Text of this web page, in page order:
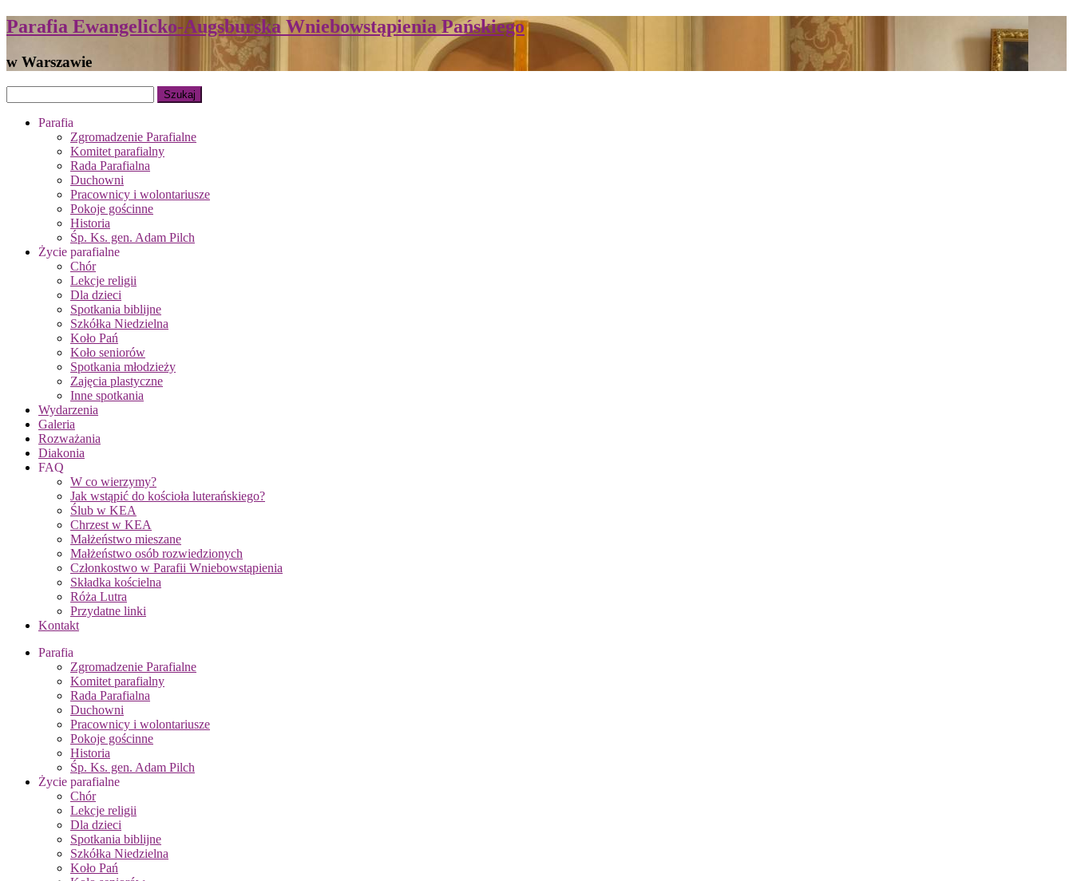
Parafia Ewangelicko-Augsburska Wniebowstąpienia Pańskiego
w Warszawie
Parafia
Zgromadzenie Parafialne
Komitet parafialny
Rada Parafialna
Duchowni
Pracownicy i wolontariusze
Pokoje gościnne
Historia
Śp. Ks. gen. Adam Pilch
Życie parafialne
Chór
Lekcje religii
Dla dzieci
Spotkania biblijne
Szkółka Niedzielna
Koło Pań
Koło seniorów
Spotkania młodzieży
Zajęcia plastyczne
Inne spotkania
Wydarzenia
Galeria
Rozważania
Diakonia
FAQ
W co wierzymy?
Jak wstąpić do kościoła luterańskiego?
Ślub w KEA
Chrzest w KEA
Małżeństwo mieszane
Małżeństwo osób rozwiedzionych
Członkostwo w Parafii Wniebowstąpienia
Składka kościelna
Róża Lutra
Przydatne linki
Kontakt
Parafia
Zgromadzenie Parafialne
Komitet parafialny
Rada Parafialna
Duchowni
Pracownicy i wolontariusze
Pokoje gościnne
Historia
Śp. Ks. gen. Adam Pilch
Życie parafialne
Chór
Lekcje religii
Dla dzieci
Spotkania biblijne
Szkółka Niedzielna
Koło Pań